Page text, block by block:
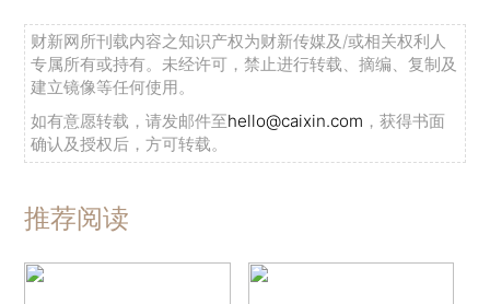
财新网所刊载内容之知识产权为财新传媒及/或相关权利人
专属所有或持有。未经许可，禁止进行转载、摘编、复制及
建立镜像等任何使用。
如有意愿转载，请发邮件至hello@caixin.com ，获得书面
确认及授权后，方可转载。
推荐阅读